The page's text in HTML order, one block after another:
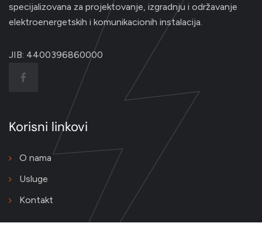
specijalizovana za projektovanje, izgradnju i održavanje
elektroenergetskih i komunikacionih instalacija.
JIB: 4400396860000
Korisni linkovi
O nama
Usluge
Kontakt